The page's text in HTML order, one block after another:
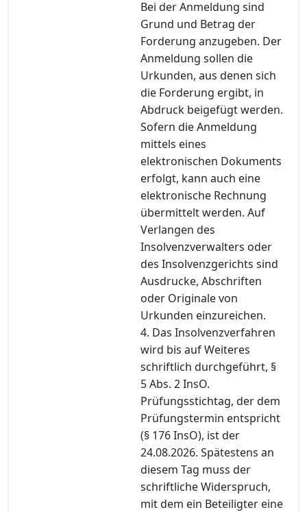
Bei der Anmeldung sind
Grund und Betrag der
Forderung anzugeben. Der
Anmeldung sollen die
Urkunden, aus denen sich
die Forderung ergibt, in
Abdruck beigefügt werden.
Sofern die Anmeldung
mittels eines
elektronischen Dokuments
erfolgt, kann auch eine
elektronische Rechnung
übermittelt werden. Auf
Verlangen des
Insolvenzverwalters oder
des Insolvenzgerichts sind
Ausdrucke, Abschriften
oder Originale von
Urkunden einzureichen.
4. Das Insolvenzverfahren
wird bis auf Weiteres
schriftlich durchgeführt, §
5 Abs. 2 InsO.
Prüfungsstichtag, der dem
Prüfungstermin entspricht
(§ 176 InsO), ist der
24.08.2026. Spätestens an
diesem Tag muss der
schriftliche Widerspruch,
mit dem ein Beteiligter eine